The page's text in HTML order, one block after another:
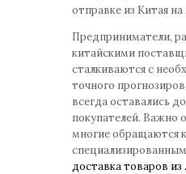
отправке из Китая
Предприниматели,
китайскими
сталкиваются с
точного
всегда оставались
покупателей. Важно
многие обращаются к
доставка товаров из